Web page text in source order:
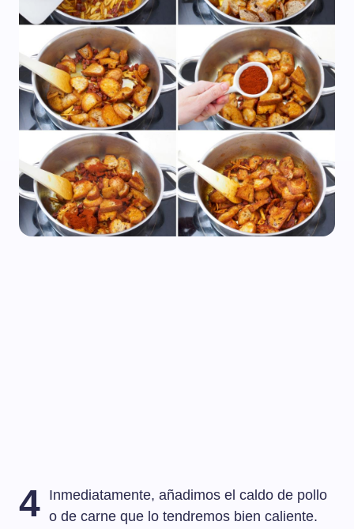
4 Inmediatamente, añadimos el caldo de pollo
o de carne que lo tendremos bien caliente.